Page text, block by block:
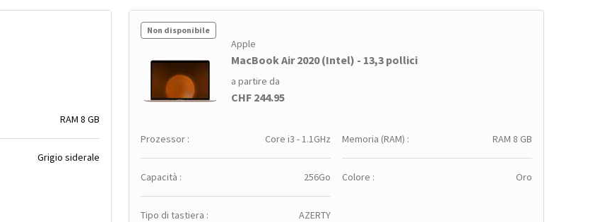
RAM 8 GB
Grigio siderale
Non disponibile
Apple
MacBook Air 2020 (Intel) - 13,3 pollici
a partire da
CHF 244.95
Prozessor : Core i3 - 1.1GHz Memoria (RAM) : RAM 8 GB
Capacità : 256Go Colore : Oro
Tipo di tastiera : AZERTY